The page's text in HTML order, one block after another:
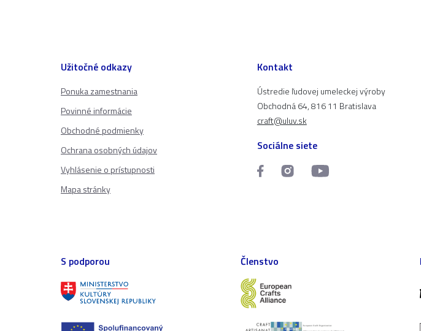
Užitočné odkazy
Ponuka zamestnania
Povinné informácie
Obchodné podmienky
Ochrana osobných údajov
Vyhlásenie o prístupnosti
Mapa stránky
Kontakt
Ústredie ľudovej umeleckej výroby
Obchodná 64, 816 11 Bratislava
craft@uluv.sk
Sociálne siete
S podporou Členstvo